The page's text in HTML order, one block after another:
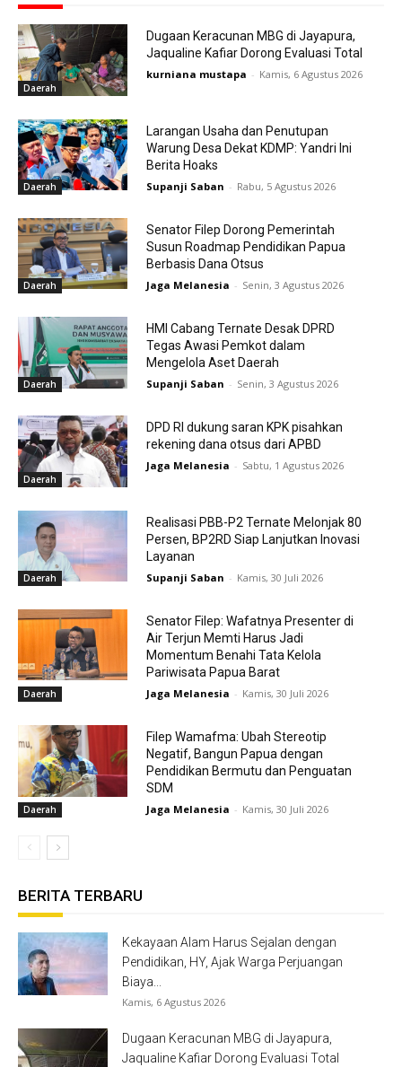
Daerah
Dugaan Keracunan MBG di Jayapura,
Jaqualine Kafiar Dorong Evaluasi Total
kurniana mustapa - Kamis, 6 Agustus 2026
Daerah
Larangan Usaha dan Penutupan
Warung Desa Dekat KDMP: Yandri Ini
Berita Hoaks
Supanji Saban - Rabu, 5 Agustus 2026
Daerah
Senator Filep Dorong Pemerintah
Susun Roadmap Pendidikan Papua
Berbasis Dana Otsus
Jaga Melanesia - Senin, 3 Agustus 2026
Daerah
HMI Cabang Ternate Desak DPRD
Tegas Awasi Pemkot dalam
Mengelola Aset Daerah
Supanji Saban - Senin, 3 Agustus 2026
Daerah
DPD RI dukung saran KPK pisahkan
rekening dana otsus dari APBD
Jaga Melanesia - Sabtu, 1 Agustus 2026
Daerah
Realisasi PBB-P2 Ternate Melonjak 80
Persen, BP2RD Siap Lanjutkan Inovasi
Layanan
Supanji Saban - Kamis, 30 Juli 2026
Daerah
Senator Filep: Wafatnya Presenter di
Air Terjun Memti Harus Jadi
Momentum Benahi Tata Kelola
Pariwisata Papua Barat
Jaga Melanesia - Kamis, 30 Juli 2026
Daerah
Filep Wamafma: Ubah Stereotip
Negatif, Bangun Papua dengan
Pendidikan Bermutu dan Penguatan
SDM
Jaga Melanesia - Kamis, 30 Juli 2026
BERITA TERBARU
Kekayaan Alam Harus Sejalan dengan
Pendidikan, HY, Ajak Warga Perjuangan
Biaya...
Kamis, 6 Agustus 2026
Dugaan Keracunan MBG di Jayapura,
Jaqualine Kafiar Dorong Evaluasi Total